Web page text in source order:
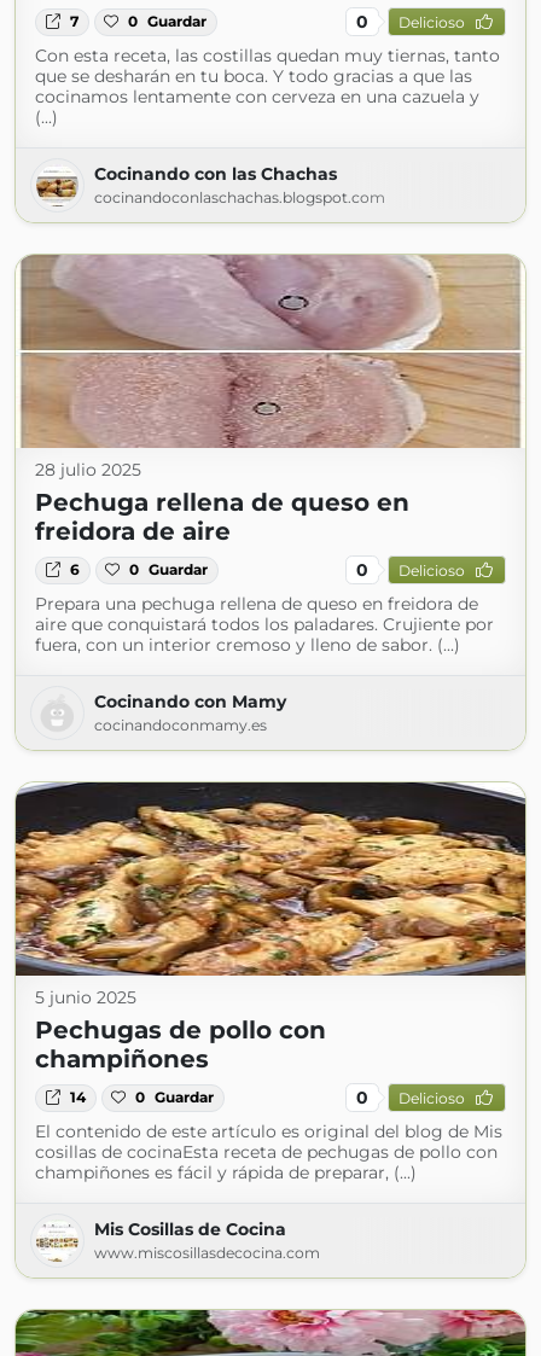
7 0 Guardar 0 Delicioso
Con esta receta, las costillas quedan muy tiernas, tanto
que se desharán en tu boca. Y todo gracias a que las
cocinamos lentamente con cerveza en una cazuela y
(...)
Cocinando con las Chachas
cocinandoconlaschachas.blogspot.com
28 julio 2025
Pechuga rellena de queso en
freidora de aire
6 0 Guardar 0 Delicioso
Prepara una pechuga rellena de queso en freidora de
aire que conquistará todos los paladares. Crujiente por
fuera, con un interior cremoso y lleno de sabor. (...)
Cocinando con Mamy
cocinandoconmamy.es
5 junio 2025
Pechugas de pollo con
champiñones
14 0 Guardar 0 Delicioso
El contenido de este artículo es original del blog de Mis
cosillas de cocinaEsta receta de pechugas de pollo con
champiñones es fácil y rápida de preparar, (...)
Mis Cosillas de Cocina
www.miscosillasdecocina.com